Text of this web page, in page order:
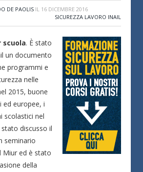
DE PAOLIS IL 16 DICEMBRE 2016
SICUREZZA LAVORO INAIL
scuola. È stato
un documento
programmi e
nelle
2015, buone
ed europee, i
scolastici nel
discusso il
seminario
Miur ed è stato
della